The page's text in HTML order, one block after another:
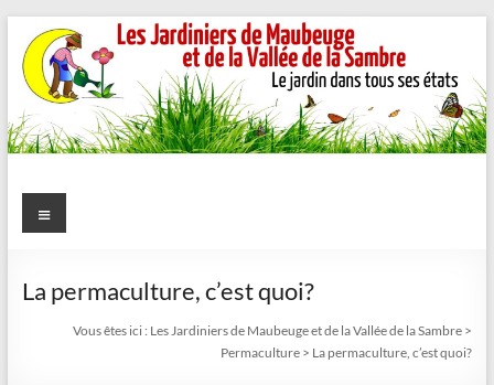
au
contenu
Les
de
Maubeuge
Menu
La permaculture, c’est quoi?
Vous êtes ici : Les Jardiniers de Maubeuge et de la Vallée de la Sambre >
Permaculture > La permaculture, c’est quoi?